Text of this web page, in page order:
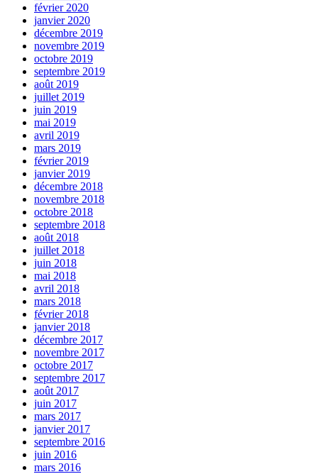
février 2020
janvier 2020
décembre 2019
novembre 2019
octobre 2019
septembre 2019
août 2019
juillet 2019
juin 2019
mai 2019
avril 2019
mars 2019
février 2019
janvier 2019
décembre 2018
novembre 2018
octobre 2018
septembre 2018
août 2018
juillet 2018
juin 2018
mai 2018
avril 2018
mars 2018
février 2018
janvier 2018
décembre 2017
novembre 2017
octobre 2017
septembre 2017
août 2017
juin 2017
mars 2017
janvier 2017
septembre 2016
juin 2016
mars 2016